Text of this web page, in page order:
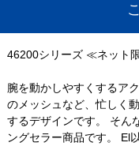
46200シリーズ ≪ネット
腕を動かしやすくするア
のメッシュなど、忙しく
するデザインです。 そん
ングセラー商品です。 El